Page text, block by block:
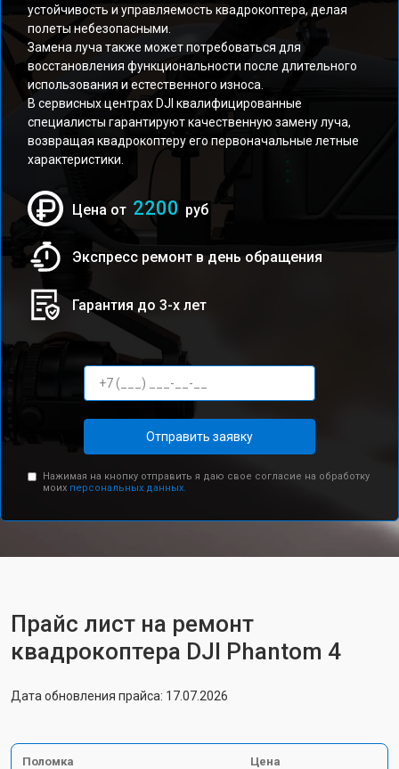
устойчивость и управляемость квадрокоптера, делая
полеты небезопасными.
Замена луча также может потребоваться для
восстановления функциональности после длительного
использования и естественного износа.
В сервисных центрах DJI квалифицированные
специалисты гарантируют качественную замену луча,
возвращая квадрокоптеру его первоначальные летные
характеристики.
Цена от 2200 руб
Экспресс ремонт в день обращения
Гарантия до 3-х лет
Отправить заявку
Нажимая на кнопку отправить я даю свое согласие на обработку
моих персональных данных.
Прайс лист на ремонт
квадрокоптера DJI Phantom 4
Дата обновления прайса: 17.07.2026
Поломка Цена